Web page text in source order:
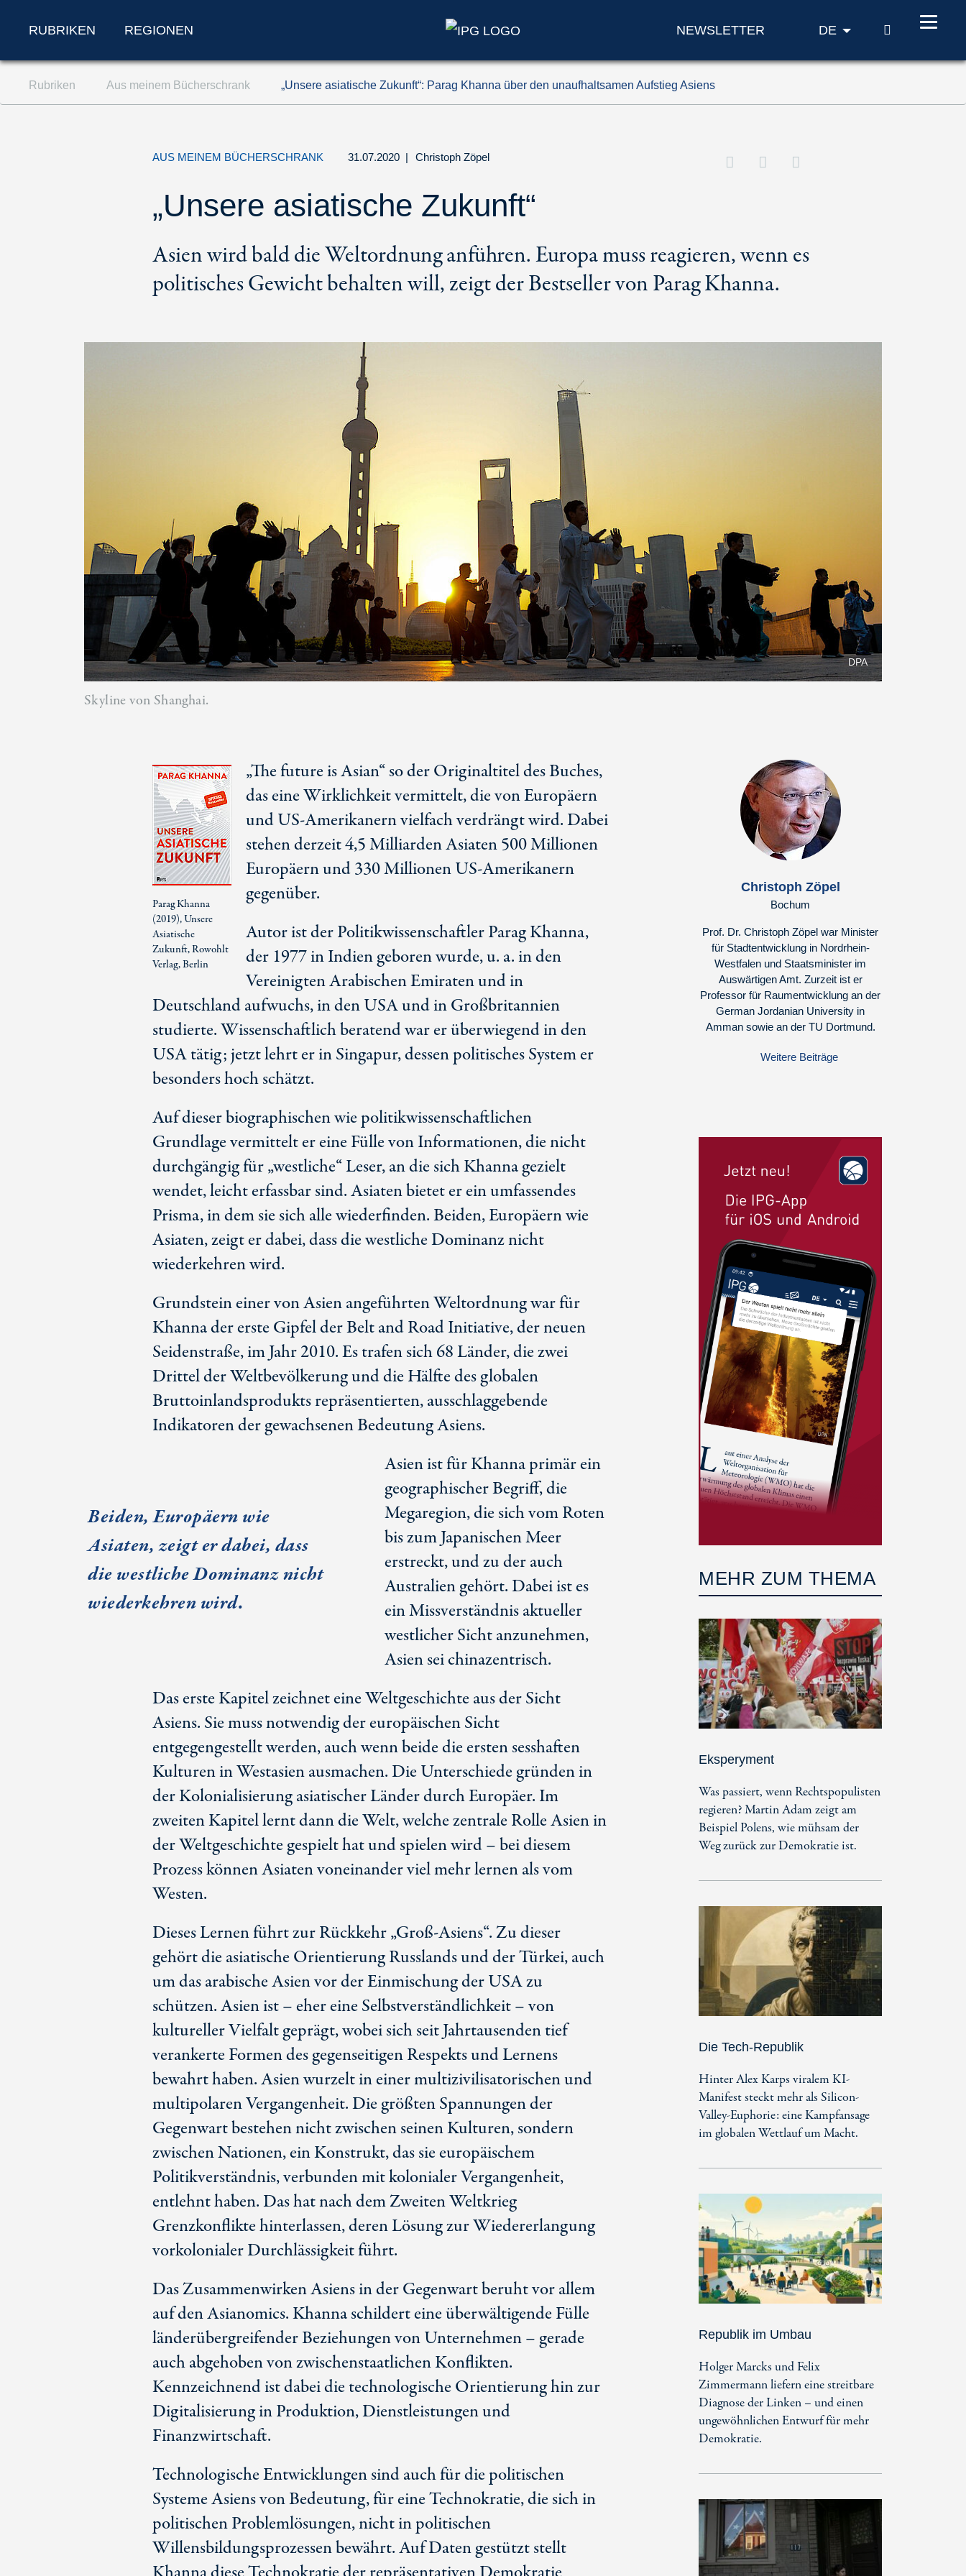
Zum Inhalt springen (Accesskey '1')
Zur Suche springen (Accesskey '2')
RUBRIKEN REGIONEN NEWSLETTER DE SUCHE
Rubriken Aus meinem Bücherschrank „Unsere asiatische Zukunft“: Parag Khanna über den unaufhaltsamen Aufstieg Asiens
AUS MEINEM BÜCHERSCHRANK 31.07.2020 | Christoph Zöpel
„Unsere asiatische Zukunft“
Asien wird bald die Weltordnung anführen. Europa muss reagieren, wenn es
politisches Gewicht behalten will, zeigt der Bestseller von Parag Khanna.
DPA
Skyline von Shanghai.
Parag Khanna
(2019), Unsere
Asiatische
Zukunft, Rowohlt
Verlag, Berlin
„The future is Asian“ so der Originaltitel des Buches,
das eine Wirklichkeit vermittelt, die von Europäern
und US-Amerikanern vielfach verdrängt wird. Dabei
stehen derzeit 4,5 Milliarden Asiaten 500 Millionen
Europäern und 330 Millionen US-Amerikanern
gegenüber.
Autor ist der Politikwissenschaftler Parag Khanna,
der 1977 in Indien geboren wurde, u. a. in den
Vereinigten Arabischen Emiraten und in
Deutschland aufwuchs, in den USA und in Großbritannien
studierte. Wissenschaftlich beratend war er überwiegend in den
USA tätig; jetzt lehrt er in Singapur, dessen politisches System er
besonders hoch schätzt.
Auf dieser biographischen wie politikwissenschaftlichen
Grundlage vermittelt er eine Fülle von Informationen, die nicht
durchgängig für „westliche“ Leser, an die sich Khanna gezielt
wendet, leicht erfassbar sind. Asiaten bietet er ein umfassendes
Prisma, in dem sie sich alle wiederfinden. Beiden, Europäern wie
Asiaten, zeigt er dabei, dass die westliche Dominanz nicht
wiederkehren wird.
Grundstein einer von Asien angeführten Weltordnung war für
Khanna der erste Gipfel der Belt and Road Initiative, der neuen
Seidenstraße, im Jahr 2010. Es trafen sich 68 Länder, die zwei
Drittel der Weltbevölkerung und die Hälfte des globalen
Bruttoinlandsprodukts repräsentierten, ausschlaggebende
Indikatoren der gewachsenen Bedeutung Asiens.
Beiden, Europäern wie
Asiaten, zeigt er dabei, dass
die westliche Dominanz nicht
wiederkehren wird.
Asien ist für Khanna primär ein
geographischer Begriff, die
Megaregion, die sich vom Roten
bis zum Japanischen Meer
erstreckt, und zu der auch
Australien gehört. Dabei ist es
ein Missverständnis aktueller
westlicher Sicht anzunehmen,
Asien sei chinazentrisch.
Das erste Kapitel zeichnet eine Weltgeschichte aus der Sicht
Asiens. Sie muss notwendig der europäischen Sicht
entgegengestellt werden, auch wenn beide die ersten sesshaften
Kulturen in Westasien ausmachen. Die Unterschiede gründen in
der Kolonialisierung asiatischer Länder durch Europäer. Im
zweiten Kapitel lernt dann die Welt, welche zentrale Rolle Asien in
der Weltgeschichte gespielt hat und spielen wird – bei diesem
Prozess können Asiaten voneinander viel mehr lernen als vom
Westen.
Dieses Lernen führt zur Rückkehr „Groß-Asiens“. Zu dieser
gehört die asiatische Orientierung Russlands und der Türkei, auch
um das arabische Asien vor der Einmischung der USA zu
schützen. Asien ist – eher eine Selbstverständlichkeit – von
kultureller Vielfalt geprägt, wobei sich seit Jahrtausenden tief
verankerte Formen des gegenseitigen Respekts und Lernens
bewahrt haben. Asien wurzelt in einer multizivilisatorischen und
multipolaren Vergangenheit. Die größten Spannungen der
Gegenwart bestehen nicht zwischen seinen Kulturen, sondern
zwischen Nationen, ein Konstrukt, das sie europäischem
Politikverständnis, verbunden mit kolonialer Vergangenheit,
entlehnt haben. Das hat nach dem Zweiten Weltkrieg
Grenzkonflikte hinterlassen, deren Lösung zur Wiedererlangung
vorkolonialer Durchlässigkeit führt.
Das Zusammenwirken Asiens in der Gegenwart beruht vor allem
auf den Asianomics. Khanna schildert eine überwältigende Fülle
länderübergreifender Beziehungen von Unternehmen – gerade
auch abgehoben von zwischenstaatlichen Konflikten.
Kennzeichnend ist dabei die technologische Orientierung hin zur
Digitalisierung in Produktion, Dienstleistungen und
Finanzwirtschaft.
Technologische Entwicklungen sind auch für die politischen
Systeme Asiens von Bedeutung, für eine Technokratie, die sich in
politischen Problemlösungen, nicht in politischen
Willensbildungsprozessen bewährt. Auf Daten gestützt stellt
Christoph Zöpel
Bochum
Prof. Dr. Christoph Zöpel war Minister
für Stadtentwicklung in Nordrhein-
Westfalen und Staatsminister im
Auswärtigen Amt. Zurzeit ist er
Professor für Raumentwicklung an der
German Jordanian University in
Amman sowie an der TU Dortmund.
Weitere Beiträge
MEHR ZUM THEMA
Eksperyment
Was passiert, wenn Rechtspopulisten
regieren? Martin Adam zeigt am
Beispiel Polens, wie mühsam der
Weg zurück zur Demokratie ist.
Die Tech-Republik
Hinter Alex Karps viralem KI-
Manifest steckt mehr als Silicon-
Valley-Euphorie: eine Kampfansage
im globalen Wettlauf um Macht.
Republik im Umbau
Holger Marcks und Felix
Zimmermann liefern eine streitbare
Diagnose der Linken – und einen
ungewöhnlichen Entwurf für mehr
Demokratie.